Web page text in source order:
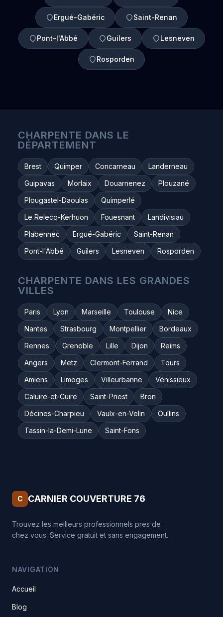
Ergué-Gabéric Saint-Renan
Pont-l'Abbé Guilers Lesneven
Rosporden
CHARPENTE DANS LE
DÉPARTEMENT
Brest Quimper Concarneau
Landerneau
Guipavas
Morlaix Douarnenez
Plouzané
Plougastel-Daoulas
Quimperlé
Le Relecq-Kerhuon
Fouesnant
Landivisiau
Plabennec
Ergué-Gabéric
Saint-Renan
Pont-l'Abbé
Guilers Lesneven Rosporden
CHARPENTE DANS LES GRANDES
VILLES
Paris Lyon Marseille Toulouse
Nice
Nantes
Strasbourg Montpellier
Bordeaux
Rennes
Grenoble Lille Dijon
Reims
Angers
Metz Clermont-Ferrand
Tours
Amiens
Limoges Villeurbanne
Vénissieux
Caluire-et-Cuire
Saint-Priest
Bron
Décines-Charpieu
Vaulx-en-Velin
Oullins
Tassin-la-Demi-Lune
Saint-Fons
C CARNIER COUVERTURE 76
Trouvez les meilleurs professionnels pres de
chez vous. Service gratuit et sans engagement.
NAVIGATION
Accueil
Blog